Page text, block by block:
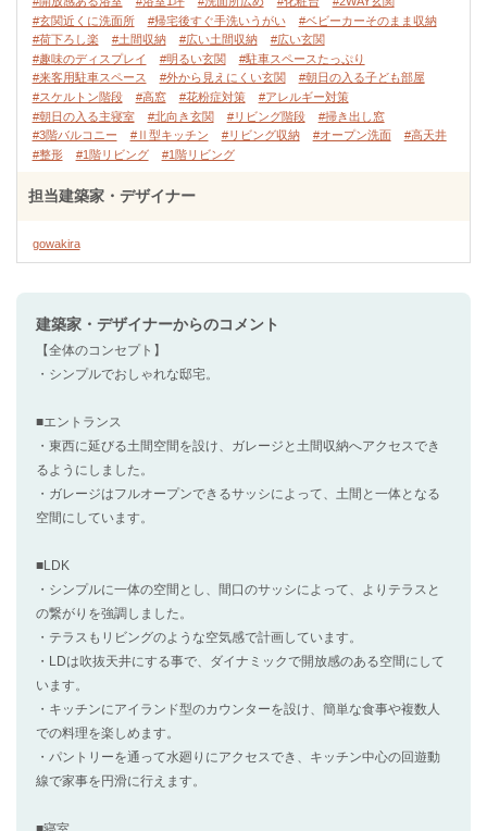
#玄関近くに洗面所
#帰宅後すぐ手洗いうがい
#ベビーカーそのまま収納
#荷下ろし楽
#土間収納 #広い土間収納
#広い玄関
#趣味のディスプレイ
#明るい玄関
#駐車スペースたっぷり
#来客用駐車スペース
#外から見えにくい玄関
#朝日の入る子ども部屋
#スケルトン階段
#高窓 #花粉症対策
#アレルギー対策
#朝日の入る主寝室
#北向き玄関 #リビング階段
#掃き出し窓
#3階バルコニー
#Ⅱ型キッチン #リビング収納 #オープン洗面
#高天井
#整形
#1階リビング #1階リビング
担当建築家・デザイナー
gowakira
建築家・デザイナーからのコメント
【全体のコンセプト】
・シンプルでおしゃれな邸宅。
■エントランス
・東西に延びる土間空間を設け、ガレージと土間収納へアクセスでき
るようにしました。
・ガレージはフルオープンできるサッシによって、土間と一体となる
空間にしています。
■LDK
・シンプルに一体の空間とし、間口のサッシによって、よりテラスと
の繋がりを強調しました。
・テラスもリビングのような空気感で計画しています。
・LDは吹抜天井にする事で、ダイナミックで開放感のある空間にして
います。
・キッチンにアイランド型のカウンターを設け、簡単な食事や複数人
での料理を楽しめます。
・パントリーを通って水廻りにアクセスでき、キッチン中心の回遊動
線で家事を円滑に行えます。